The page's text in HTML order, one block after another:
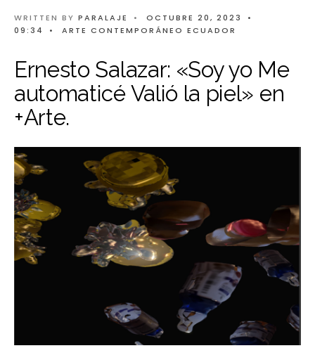
WRITTEN BY PARALAJE • OCTUBRE 20, 2023
•
09:34
• ARTE CONTEMPORÁNEO ECUADOR
Ernesto Salazar: «Soy yo Me
automaticé Valió la piel» en
+Arte.